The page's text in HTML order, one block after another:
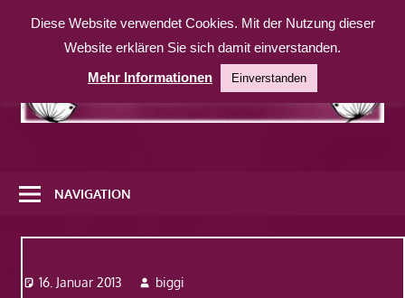
Inhalt
weitere
Website
NAVIGATION
16. Januar 2013 biggi
Diese Website verwendet Cookies. Mit der Nutzung dieser
Website erklären Sie sich damit einverstanden.
Mehr Informationen
Einverstanden